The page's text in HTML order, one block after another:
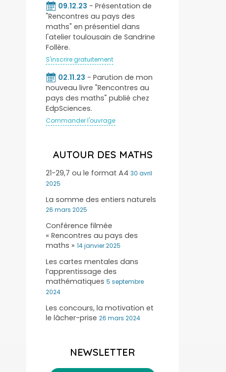
09.12.23 - Présentation de
"Rencontres au pays des
maths" en présentiel dans
l'atelier toulousain de Sandrine
Follère.
S'inscrire gratuitement
02.11.23 - Parution de mon
nouveau livre "Rencontres au
pays des maths" publié chez
EdpSciences.
Commander l'ouvrage
AUTOUR DES MATHS
21-29,7 ou le format A4 30 avril
2025
La somme des entiers naturels
26 mars 2025
Conférence filmée
« Rencontres au pays des
maths » 14 janvier 2025
Les cartes mentales dans
l’apprentissage des
mathématiques 5 septembre
2024
Les concours, la motivation et
le lâcher-prise 26 mars 2024
NEWSLETTER